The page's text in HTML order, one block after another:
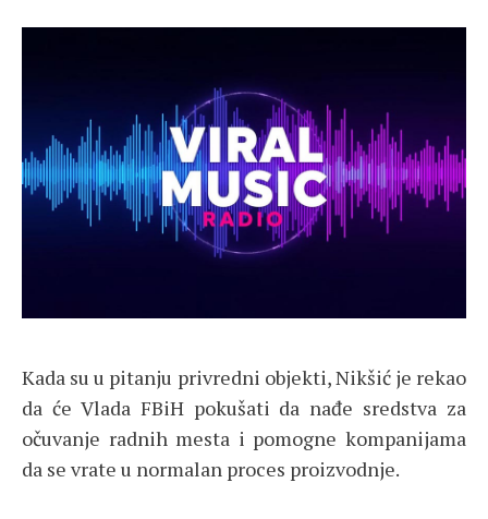
Kada su u pitanju privredni objekti, Nikšić je rekao
da će Vlada FBiH pokušati da nađe sredstva za
očuvanje radnih mesta i pomogne kompanijama
da se vrate u normalan proces proizvodnje.